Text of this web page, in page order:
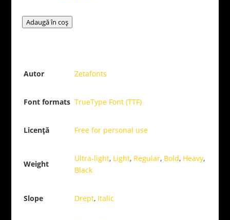
Adaugă în coș
Autor Zetafonts
Font formats TrueType Font (TTF)
Licență Free for personal use
Weight
Ultra-light, Light, Regular, Bold, Heavy,
Black
Slope Drept, Italic